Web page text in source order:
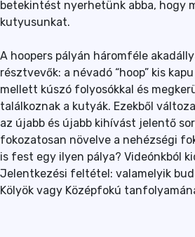
betekintést nyerhetünk abba, hogy
kutyusunkat.
A hoopers pályán háromféle
résztvevők: a névadó “hoop” kis
mellett kúszó folyosókkal és
találkoznak a kutyák. Ezekből
az újabb és újabb kihívást jelentő
fokozatosan növelve a nehézségi
is fest egy ilyen pálya? Videónkból
Jelentkezési feltétel: valamelyik
Kölyök vagy Középfokú